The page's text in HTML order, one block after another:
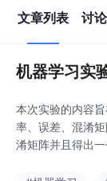
文章列表 讨
机器学习实
本次实验的内容
率、误差、混淆
淆矩阵并且得出